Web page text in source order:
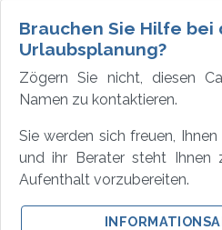
Brauchen Sie Hilfe bei
Urlaubsplanung?
Zögern Sie nicht, diesen
Namen zu kontaktieren.
Sie werden sich freuen,
und ihr Berater steht Ihnen
Aufenthalt vorzubereiten.